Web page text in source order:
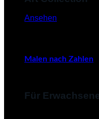
Ansehen
Malen nach Zahlen
Für